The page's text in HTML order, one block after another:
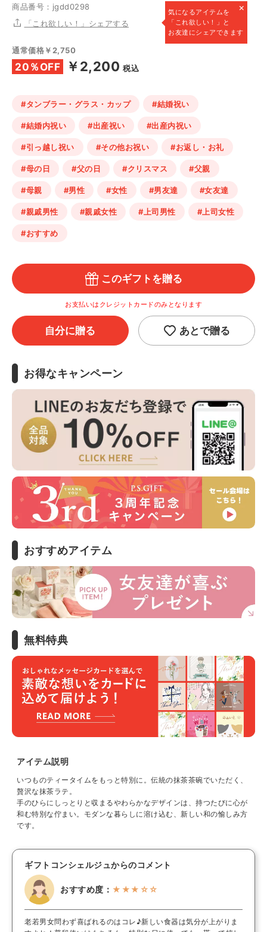
商品番号：jgdd0298 ×
気になるアイテムを
「これ欲しい！」と
お友達にシェアできます
「これ欲しい！」シェアする
通常価格￥2,750
20％OFF ￥2,200 税込
#タンブラー・グラス・カップ #結婚祝い
#結婚内祝い #出産祝い #出産内祝い
#引っ越し祝い #その他お祝い #お返し・お礼
#母の日 #父の日 #クリスマス #父親
#母親 #男性 #女性 #男友達 #女友達
#親戚男性 #親戚女性 #上司男性 #上司女性
#おすすめ
このギフトを贈る
お支払いはクレジットカードのみとなります
自分に贈る あとで贈る
お得なキャンペーン
おすすめアイテム
無料特典
アイテム説明
いつものティータイムをもっと特別に。伝統の抹茶茶碗でいただく、
贅沢な抹茶ラテ。
手のひらにしっとりと収まるやわらかなデザインは、持つたびに心が
和む特別な佇まい。モダンな暮らしに溶け込む、新しい和の愉しみ方
です。
ギフトコンシェルジュからのコメント
おすすめ度： ★★★☆☆
老若男女問わず喜ばれるのはコレ♪新しい食器は気分が上がりま